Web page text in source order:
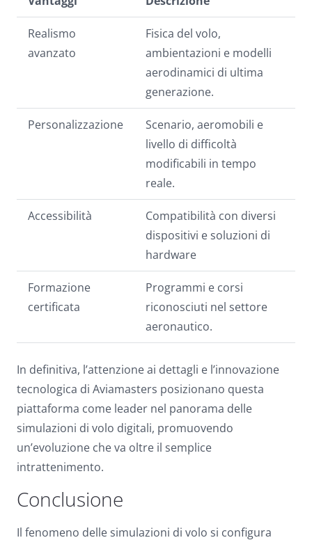
Realismo
avanzato
Fisica del volo,
ambientazioni e modelli
aerodinamici di ultima
generazione.
Personalizzazione
Scenario, aeromobili e
livello di difficoltà
modificabili in tempo
reale.
Accessibilità
Compatibilità con diversi
dispositivi e soluzioni di
hardware
Formazione
certificata
Programmi e corsi
riconosciuti nel settore
aeronautico.
In definitiva, l’attenzione ai dettagli e l’innovazione
tecnologica di Aviamasters posizionano questa
piattaforma come leader nel panorama delle
simulazioni di volo digitali, promuovendo
un’evoluzione che va oltre il semplice
intrattenimento.
Conclusione
Il fenomeno delle simulazioni di volo si configura